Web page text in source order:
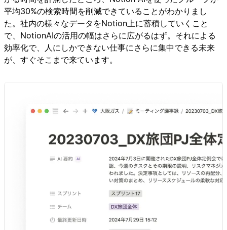
平均30%の検索時間を削減できていることがわかりまし
た。社内の様々なデータをNotion上に蓄積していくこと
で、NotionAIの活用の幅はさらに広がるはず。それによる
効率化で、人にしかできない仕事にさらに集中できる未来
が、すぐそこまで来ています。